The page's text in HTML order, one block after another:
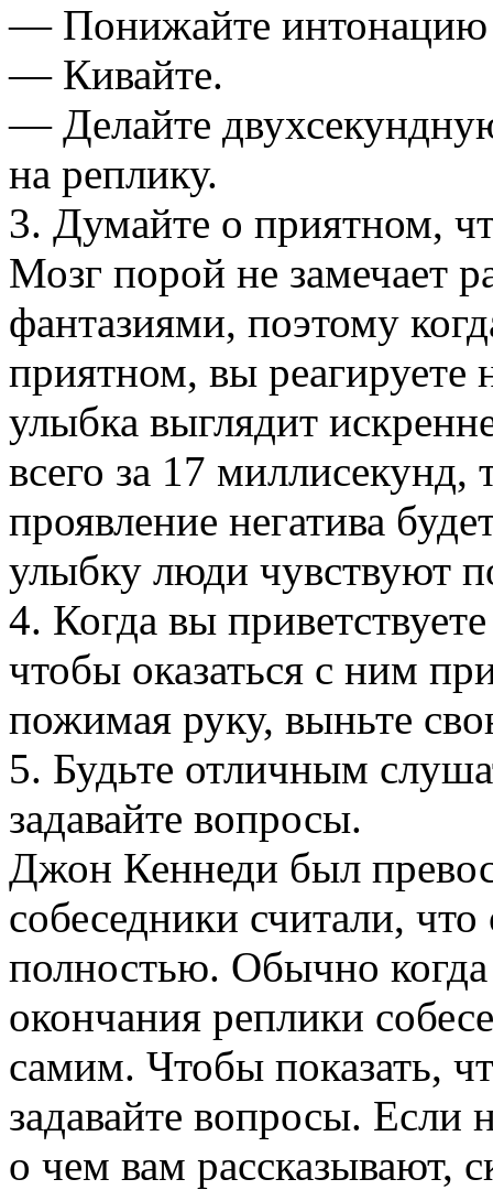
— Понижайте интонацию
— Кивайте.
— Делайте
на реплику.
3. Думайте о приятном,
Мозг порой не замечает
фантазиями, поэтому
приятном, вы реагируете
улыбка выглядит
всего за 17
проявление негатива
улыбку люди чувствуют
4. Когда вы
чтобы оказаться с ним
пожимая руку, выньте
5. Будьте отличным
задавайте вопросы.
Джон Кеннеди был
собеседники считали,
полностью. Обычно
окончания реплики
самим. Чтобы показать,
задавайте вопросы. Если
о чем вам рассказывают,